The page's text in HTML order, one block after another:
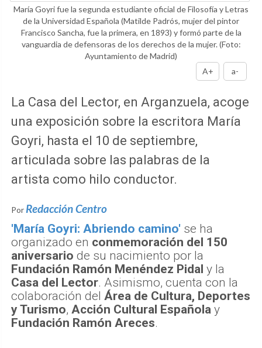
María Goyri fue la segunda estudiante oficial de Filosofía y Letras
de la Universidad Española (Matilde Padrós, mujer del pintor
Francisco Sancha, fue la primera, en 1893) y formó parte de la
vanguardia de defensoras de los derechos de la mujer.(Foto:
Ayuntamiento de Madrid)
A+
a-
La Casa del Lector, en Arganzuela, acoge
una exposición sobre la escritora María
Goyri, hasta el 10 de septiembre,
articulada sobre las palabras de la
artista como hilo conductor.
Por Redacción Centro
'María Goyri: Abriendo camino' se ha
organizado en conmemoración del 150
aniversario de su nacimiento por la
Fundación Ramón Menéndez Pidal y la
Casa del Lector. Asimismo, cuenta con la
colaboración del Área de Cultura, Deportes
y Turismo, Acción Cultural Española y
Fundación Ramón Areces.